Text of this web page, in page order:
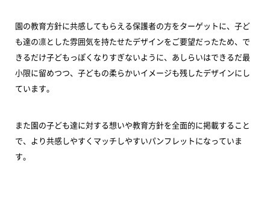
園の教育方針に共感してもらえる保護者の方をターゲットに、子ど
も達の凛とした雰囲気を持たせたデザインをご要望だったため、で
きるだけ子どもっぽくなりすぎないように、あしらいはできるだ最
小限に留めつつ、子どもの柔らかいイメージも残したデザインにし
ています。
また園の子ども達に対する想いや教育方針を全面的に掲載すること
で、より共感しやすくマッチしやすいパンフレットになっていま
す。